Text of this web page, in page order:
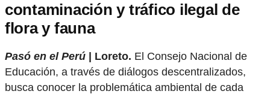
contaminación y tráfico ilegal de
flora y fauna
Pasó en el Perú | Loreto. El Consejo Nacional de
Educación, a través de diálogos descentralizados,
busca conocer la problemática ambiental de cada